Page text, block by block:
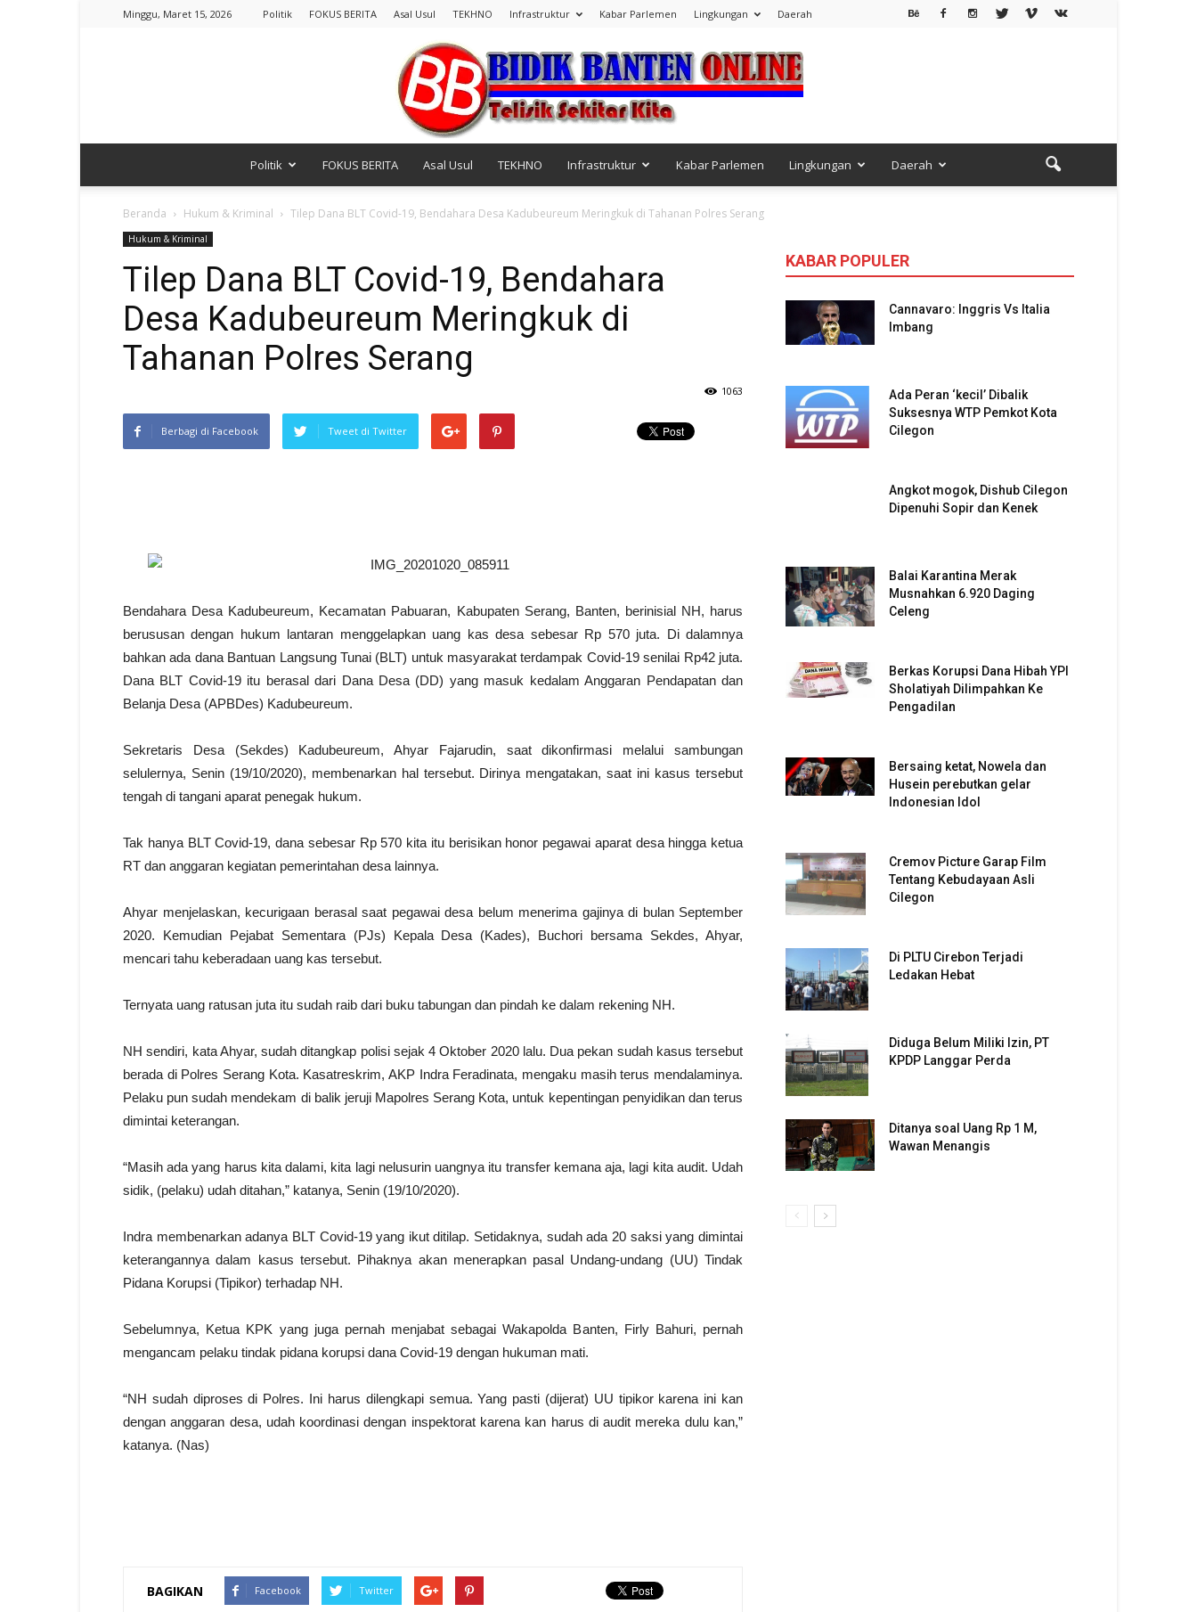
Minggu, Maret 15, 2026 Politik FOKUS BERITA Asal Usul TEKHNO Infrastruktur Kabar Parlemen Lingkungan Daerah
Banten
Politik FOKUS BERITA Asal Usul TEKHNO Infrastruktur Kabar Parlemen Lingkungan Daerah
Beranda Hukum & Kriminal Tilep Dana BLT Covid-19, Bendahara Desa Kadubeureum Meringkuk di Tahanan Polres Serang
Hukum & Kriminal
Tilep Dana BLT Covid-19, Bendahara
Desa Kadubeureum Meringkuk di
Tahanan Polres Serang
1063
Berbagi di Facebook Tweet di Twitter
Bendahara Desa Kadubeureum, Kecamatan Pabuaran, Kabupaten Serang, Banten, berinisial NH, harus
berususan dengan hukum lantaran menggelapkan uang kas desa sebesar Rp 570 juta. Di dalamnya
bahkan ada dana Bantuan Langsung Tunai (BLT) untuk masyarakat terdampak Covid-19 senilai Rp42 juta.
Dana BLT Covid-19 itu berasal dari Dana Desa (DD) yang masuk kedalam Anggaran Pendapatan dan
Belanja Desa (APBDes) Kadubeureum.
Sekretaris Desa (Sekdes) Kadubeureum, Ahyar Fajarudin, saat dikonfirmasi melalui sambungan
selulernya, Senin (19/10/2020), membenarkan hal tersebut. Dirinya mengatakan, saat ini kasus tersebut
tengah di tangani aparat penegak hukum.
Tak hanya BLT Covid-19, dana sebesar Rp 570 kita itu berisikan honor pegawai aparat desa hingga ketua
RT dan anggaran kegiatan pemerintahan desa lainnya.
Ahyar menjelaskan, kecurigaan berasal saat pegawai desa belum menerima gajinya di bulan September
2020. Kemudian Pejabat Sementara (PJs) Kepala Desa (Kades), Buchori bersama Sekdes, Ahyar,
mencari tahu keberadaan uang kas tersebut.
Ternyata uang ratusan juta itu sudah raib dari buku tabungan dan pindah ke dalam rekening NH.
NH sendiri, kata Ahyar, sudah ditangkap polisi sejak 4 Oktober 2020 lalu. Dua pekan sudah kasus tersebut
berada di Polres Serang Kota. Kasatreskrim, AKP Indra Feradinata, mengaku masih terus mendalaminya.
Pelaku pun sudah mendekam di balik jeruji Mapolres Serang Kota, untuk kepentingan penyidikan dan terus
dimintai keterangan.
“Masih ada yang harus kita dalami, kita lagi nelusurin uangnya itu transfer kemana aja, lagi kita audit. Udah
sidik, (pelaku) udah ditahan,” katanya, Senin (19/10/2020).
Indra membenarkan adanya BLT Covid-19 yang ikut ditilap. Setidaknya, sudah ada 20 saksi yang dimintai
keterangannya dalam kasus tersebut. Pihaknya akan menerapkan pasal Undang-undang (UU) Tindak
Pidana Korupsi (Tipikor) terhadap NH.
Sebelumnya, Ketua KPK yang juga pernah menjabat sebagai Wakapolda Banten, Firly Bahuri, pernah
mengancam pelaku tindak pidana korupsi dana Covid-19 dengan hukuman mati.
“NH sudah diproses di Polres. Ini harus dilengkapi semua. Yang pasti (dijerat) UU tipikor karena ini kan
dengan anggaran desa, udah koordinasi dengan inspektorat karena kan harus di audit mereka dulu kan,”
katanya. (Nas)
BAGIKAN Facebook Twitter
KABAR POPULER
Cannavaro: Inggris Vs Italia
Imbang
Ada Peran ‘kecil’ Dibalik
Suksesnya WTP Pemkot Kota
Cilegon
Angkot mogok, Dishub Cilegon
Dipenuhi Sopir dan Kenek
Balai Karantina Merak
Musnahkan 6.920 Daging
Celeng
Berkas Korupsi Dana Hibah YPI
Sholatiyah Dilimpahkan Ke
Pengadilan
Bersaing ketat, Nowela dan
Husein perebutkan gelar
Indonesian Idol
Cremov Picture Garap Film
Tentang Kebudayaan Asli
Cilegon
Di PLTU Cirebon Terjadi
Ledakan Hebat
Diduga Belum Miliki Izin, PT
KPDP Langgar Perda
Ditanya soal Uang Rp 1 M,
Wawan Menangis